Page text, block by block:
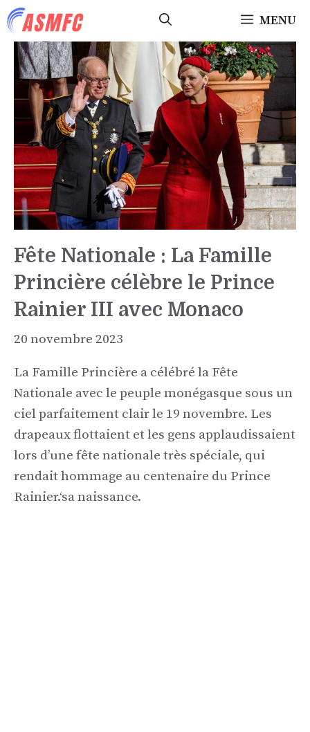
Aller
au
contenu
MENU
Fête Nationale : La Famille
Princière célèbre le Prince
Rainier III avec Monaco
20 novembre 2023
La Famille Princière a célébré la Fête
Nationale avec le peuple monégasque sous un
ciel parfaitement clairle 19 novembre. Les
drapeaux flottaient et les gens applaudissaient
lors d’une fête nationale très spéciale, qui
rendait hommage au centenaire du Prince
Rainier.‘sa naissance.